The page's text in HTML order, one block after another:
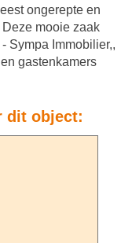
ongerepte en
mooie zaak
Sympa Immobilier,,
gastenkamers
dit object: